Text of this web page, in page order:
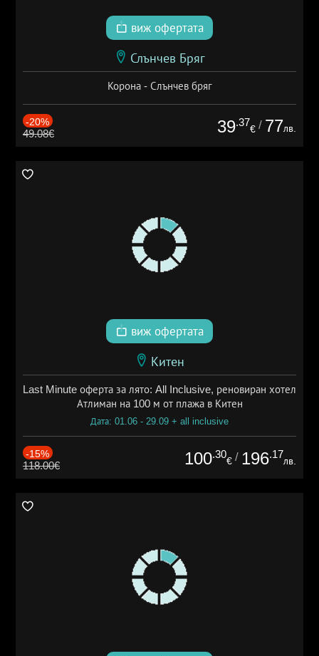
виж офертата
Слънчев Бряг
Корона - Слънчев бряг
-20%
49.08€ 39.37
€ / 77лв.
виж офертата
Китен
Last Minute оферта за лято: All Inclusive, реновиран хотел
Атлиман на 100 м от плажа в Китен
Дата: 01.06 - 29.09 + all inclusive
-15%
118.00€ 100.30
€ / 196.17
лв.